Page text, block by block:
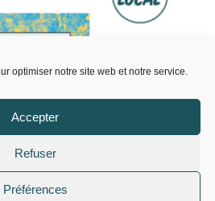
optimiser notre site web et notre service.
Accepter
Refuser
Préférences